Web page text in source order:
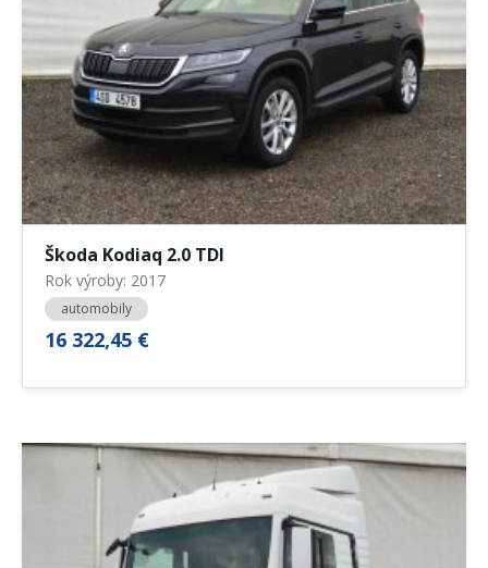
Škoda Kodiaq 2.0 TDI
Rok výroby: 2017
automobily
16 322,45 €